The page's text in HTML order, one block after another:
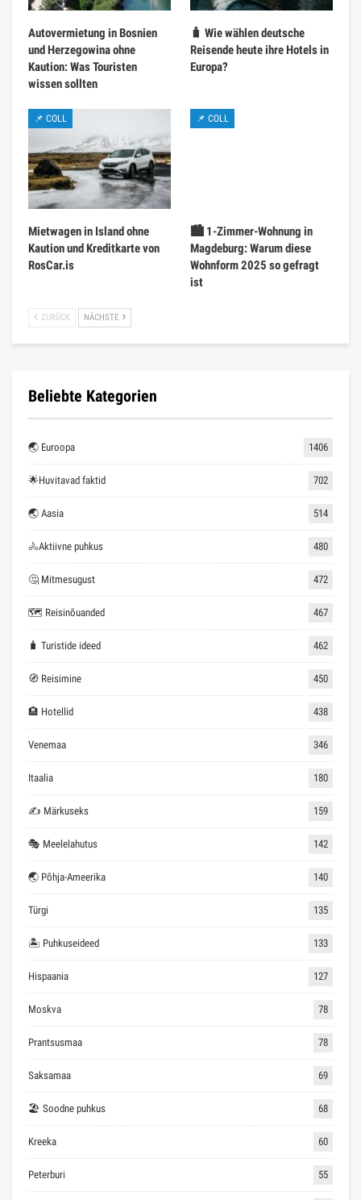
Autovermietung in Bosnien
und Herzegowina ohne
Kaution: Was Touristen
wissen sollten
🧳 Wie wählen deutsche
Reisende heute ihre Hotels in
Europa?
📌 COLL
Mietwagen in Island ohne
Kaution und Kreditkarte von
RosCar.is
📌 COLL
🏙️ 1-Zimmer-Wohnung in
Magdeburg: Warum diese
Wohnform 2025 so gefragt
ist
ZURÜCK NÄCHSTE
Beliebte Kategorien
🌏 Euroopa 1406
🌟Huvitavad faktid 702
🌏 Aasia 514
🚴Aktiivne puhkus 480
🤔 Mitmesugust 472
🗺 Reisinõuanded 467
🧳 Turistide ideed 462
🧭 Reisimine 450
🏨 Hotellid 438
Venemaa 346
Itaalia 180
✍ Märkuseks 159
🎭 Meelelahutus 142
🌏 Põhja-Ameerika 140
Türgi 135
🏝 Puhkuseideed 133
Hispaania 127
Moskva 78
Prantsusmaa 78
Saksamaa 69
🏖 Soodne puhkus 68
Kreeka 60
Peterburi 55